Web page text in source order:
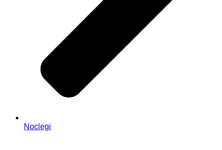
Noclegi